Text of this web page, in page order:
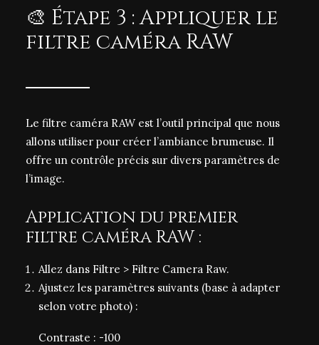
🎨 Étape 3 : Appliquer le
filtre caméra RAW
Le filtre caméra RAW est l’outil principal que nous
allons utiliser pour créer l’ambiance brumeuse. Il
offre un contrôle précis sur divers paramètres de
l’image.
Application du premier
filtre caméra RAW :
Allez dans Filtre > Filtre Camera Raw.
Ajustez les paramètres suivants (base à adapter
selon votre photo) :
Contraste : -100